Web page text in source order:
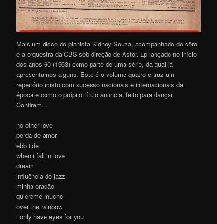
Mais um disco do pianista Sidney Souza, acompanhado de côro
e a orquestra da CBS sob direção de Astor. Lp lançado no início
dos anos 60 (1963) como parte de uma série, da qual já
apresentamos alguns. Este é o volume quatro e traz um
repertório misto com sucesso nacionais e internacionais da
época e como o próprio título anuncia, feito para dançar.
Confiram…
no other love
perda de amor
ebb tide
when i fall in love
dream
influência do jazz
minha oração
quiereme mucho
over the rainbow
i only have eyes for you